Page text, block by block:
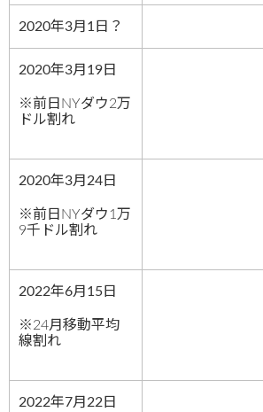
2020年3月1日？
2020年3月19日
※前日NYダウ2万
ドル割れ
2020年3月24日
※前日NYダウ1万
9千ドル割れ
2022年6月15日
※24月移動平均
線割れ
2022年7月22日